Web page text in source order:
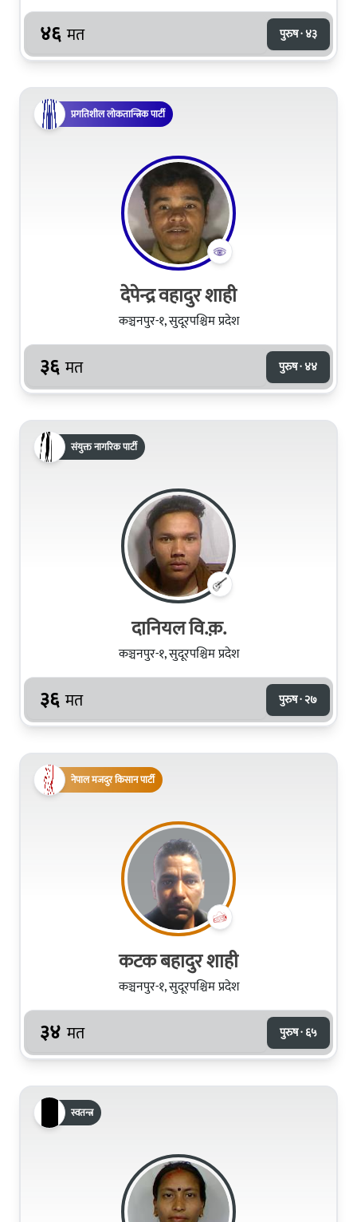
४६ मत पुरुष · ४३
प्रगतिशील लोकतान्त्रिक पार्टी
देपेन्द्र वहादुर शाही
कञ्चनपुर-१, सुदूरपश्चिम प्रदेश
३६ मत पुरुष · ४४
संयुक्त नागरिक पार्टी
दानियल वि.क़.
कञ्चनपुर-१, सुदूरपश्चिम प्रदेश
३६ मत पुरुष · २७
नेपाल मजदुर किसान पार्टी
कटक बहादुर शाही
कञ्चनपुर-१, सुदूरपश्चिम प्रदेश
३४ मत पुरुष · ६५
स्वतन्त्र